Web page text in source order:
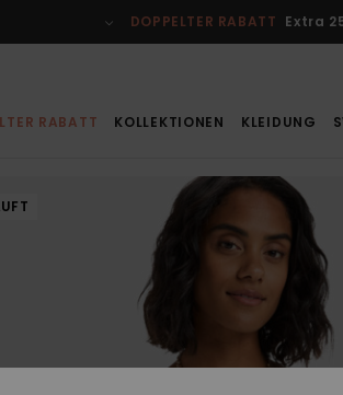
DOPPELTER RABATT Extra
RABATT KOLLEKTIONEN KLEIDUNG